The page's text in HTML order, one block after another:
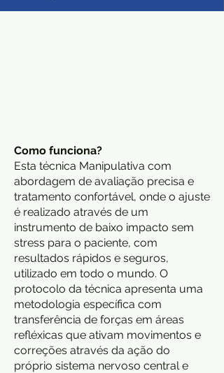
Como funciona?
Esta técnica Manipulativa com
abordagem de avaliação precisa e
tratamento confortável, onde o ajuste
é realizado através de um
instrumento de baixo impacto sem
stress para o paciente, com
resultados rápidos e seguros,
utilizado em todo o mundo. O
protocolo da técnica apresenta uma
metodologia específica com
transferência de forças em áreas
refléxicas que ativam movimentos e
correções através da ação do
próprio sistema nervoso central e